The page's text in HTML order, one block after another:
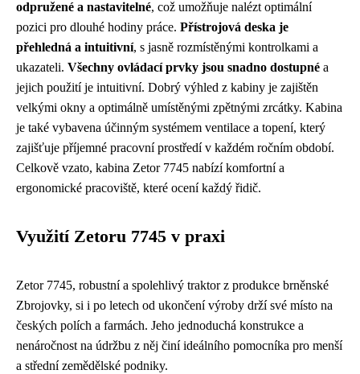
odpružené a nastavitelné, což umožňuje nalézt optimální
pozici pro dlouhé hodiny práce. Přístrojová deska je
přehledná a intuitivní, s jasně rozmístěnými kontrolkami a
ukazateli. Všechny ovládací prvky jsou snadno dostupné a
jejich použití je intuitivní. Dobrý výhled z kabiny je zajištěn
velkými okny a optimálně umístěnými zpětnými zrcátky. Kabina
je také vybavena účinným systémem ventilace a topení, který
zajišťuje příjemné pracovní prostředí v každém ročním období.
Celkově vzato, kabina Zetor 7745 nabízí komfortní a
ergonomické pracoviště, které ocení každý řidič.
Využití Zetoru 7745 v praxi
Zetor 7745, robustní a spolehlivý traktor z produkce brněnské
Zbrojovky, si i po letech od ukončení výroby drží své místo na
českých polích a farmách. Jeho jednoduchá konstrukce a
nenáročnost na údržbu z něj činí ideálního pomocníka pro menší
a střední zemědělské podniky.